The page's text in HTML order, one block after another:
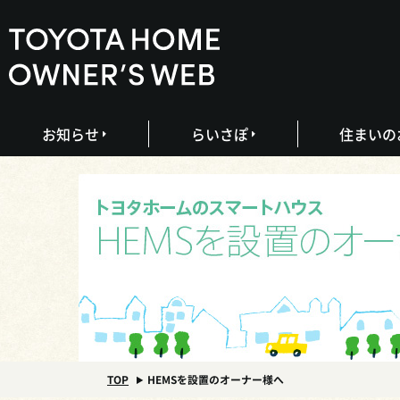
お知らせ らいさぽ 住まい
TOP HEMSを設置のオーナー様へ